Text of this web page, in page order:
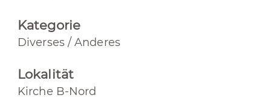
Kategorie
Diverses / Anderes
Lokalität
Kirche B-Nord